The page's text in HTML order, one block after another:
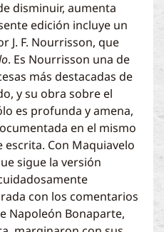
disminuir, aumenta
edición incluye un
J. F. Nourrisson, que
. Es Nourrisson una de
más destacadas de
y su obra sobre el
es profunda y amena,
en el mismo
Con Maquiavelo
sigue la versión
con los comentarios
Napoleón Bonaparte,